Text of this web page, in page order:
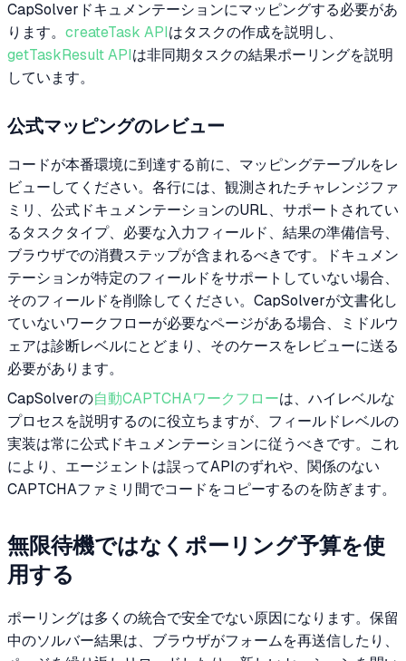
CapSolverドキュメンテーションにマッピングする必要があ
ります。 createTask APIはタスクの作成を説明し、
getTaskResult APIは非同期タスクの結果ポーリングを説明
しています。
公式マッピングのレビュー
コードが本番環境に到達する前に、マッピングテーブルをレ
ビューしてください。各行には、観測されたチャレンジファ
ミリ、公式ドキュメンテーションのURL、サポートされてい
るタスクタイプ、必要な入力フィールド、結果の準備信号、
ブラウザでの消費ステップが含まれるべきです。ドキュメン
テーションが特定のフィールドをサポートしていない場合、
そのフィールドを削除してください。CapSolverが文書化し
ていないワークフローが必要なページがある場合、ミドルウ
ェアは診断レベルにとどまり、そのケースをレビューに送る
必要があります。
CapSolverの自動CAPTCHAワークフローは、ハイレベルな
プロセスを説明するのに役立ちますが、フィールドレベルの
実装は常に公式ドキュメンテーションに従うべきです。これ
により、エージェントは誤ってAPIのずれや、関係のない
CAPTCHAファミリ間でコードをコピーするのを防ぎます。
無限待機ではなくポーリング予算を使
用する
ポーリングは多くの統合で安全でない原因になります。保留
中のソルバー結果は、ブラウザがフォームを再送信したり、